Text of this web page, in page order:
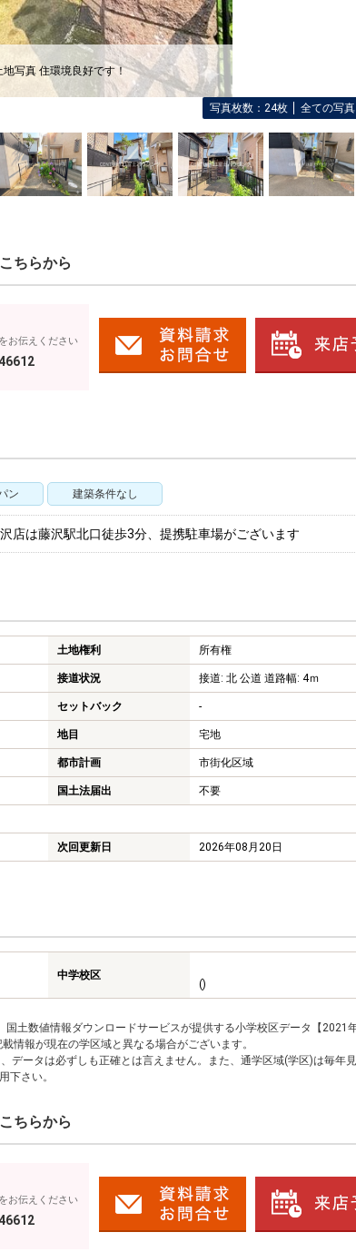
地写真 住環境良好です！
写真枚数：24枚 全ての写
ちらから
お伝えください
ン 建築条件なし
店は藤沢駅北口徒歩3分、提携駐車場がございます
土地権利 所有権
接道状況 接道: 北 公道 道路幅: 4ｍ
セットバック -
地目 宅地
都市計画 市街化区域
国土法届出 不要
次回更新日
2026年08月20日
中学校区
()
土数値情報ダウンロードサービスが提供する小学校区データ【2021
情報が現在の学区域と異なる場合がございます。
データは必ずしも正確とは言えません。また、通学区域(学区)は毎年
下さい。
ちらから
お伝えください